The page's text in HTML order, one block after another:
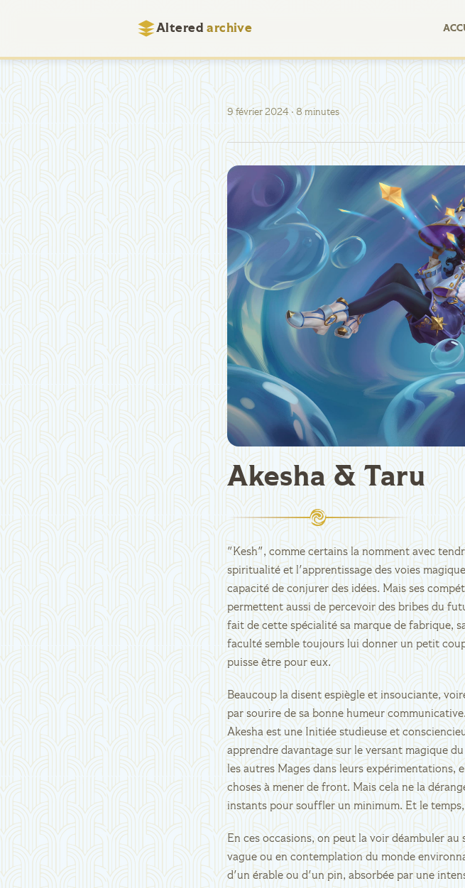
Altered archive
9 février 2024· 8 minutes
Akesha & Taru
"Kesh", comme certains la nomment avec
spiritualité et l'apprentissage des voies
capacité de conjurer des idées. Mais ses
permettent aussi de percevoir des bribes du
fait de cette spécialité sa marque de fabrique,
faculté semble toujours lui donner un petit
puisse être pour eux.
Beaucoup la disent espiègle et insouciante,
par sourire de sa bonne humeur
Akesha est une Initiée studieuse et
apprendre davantage sur le versant magique
les autres Mages dans leurs expérimentations,
choses à mener de front. Mais cela ne la
instants pour souffler un minimum. Et le
En ces occasions, on peut la voir déambuler
vague ou en contemplation du monde
d'un érable ou d'un pin, absorbée par une